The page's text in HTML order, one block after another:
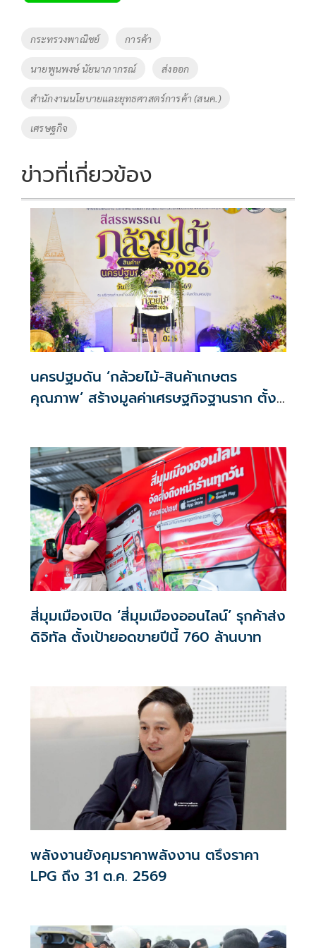
b
o
k
er y
k
Tags
กระทรวงพาณิชย์ การค้า
นายพูนพงษ์ นัยนาภากรณ์ ส่งออก
สำนักงานนโยบายและยุทธศาสตร์การค้า (สนค.)
เศรษฐกิจ
ข่าวที่เกี่ยวข้อง
นครปฐมดัน ‘กล้วยไม้-สินค้าเกษตร
คุณภาพ’ สร้างมูลค่าเศรษฐกิจฐานราก ตั้ง
สี่มุมเมืองเปิด ‘สี่มุมเมืองออนไลน์’ รุกค้าส่ง
ดิจิทัล ตั้งเป้ายอดขายปีนี้ 760 ล้านบาท
พลังงานยังคุมราคาพลังงาน ตรึงราคา
LPG ถึง 31 ต.ค. 2569